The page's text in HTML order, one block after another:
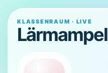
KLASSENRAUM · LIVE
Lärmampel